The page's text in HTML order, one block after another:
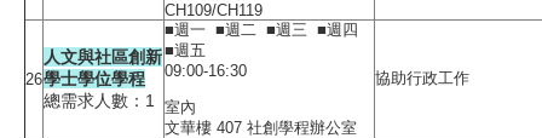
CH109/CH119
26
人文與社區創新
學士學位學程
總需求人數：1
■週一 ■週二 ■週三 ■週四
■週五
09:00-16:30
室內
文華樓 407 社創學程辦公室
協助行政工作